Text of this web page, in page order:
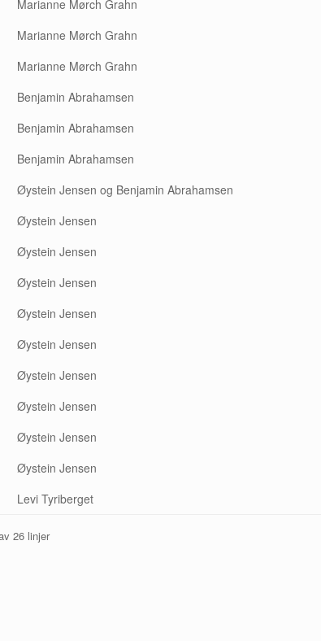
Marianne Mørch Grahn
Marianne Mørch Grahn
Marianne Mørch Grahn
Benjamin Abrahamsen
Benjamin Abrahamsen
Benjamin Abrahamsen
Øystein Jensen og Benjamin Abrahamsen
Øystein Jensen
Øystein Jensen
Øystein Jensen
Øystein Jensen
Øystein Jensen
Øystein Jensen
Øystein Jensen
Øystein Jensen
Øystein Jensen
Levi Tyriberget
26 linjer